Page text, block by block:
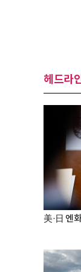
헤드라
美·日 엔